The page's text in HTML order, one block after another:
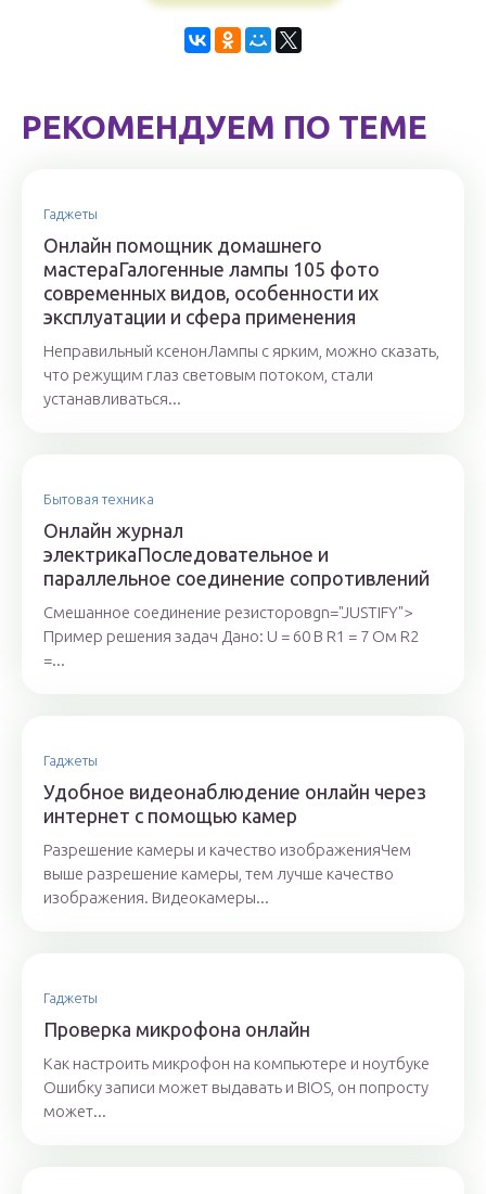
РЕКОМЕНДУЕМ ПО ТЕМЕ
Гаджеты
Онлайн помощник домашнего
мастераГалогенные лампы 105 фото
современных видов, особенности их
эксплуатации и сфера применения
Неправильный ксенонЛампы с ярким, можно сказать,
что режущим глаз световым потоком, стали
устанавливаться...
Бытовая техника
Онлайн журнал
электрикаПоследовательное и
параллельное соединение сопротивлений
Смешанное соединение резисторовgn="JUSTIFY">
Пример решения задач Дано: U = 60 В R1 = 7 Ом R2
=...
Гаджеты
Удобное видеонаблюдение онлайн через
интернет с помощью камер
Разрешение камеры и качество изображенияЧем
выше разрешение камеры, тем лучше качество
изображения. Видеокамеры...
Гаджеты
Проверка микрофона онлайн
Как настроить микрофон на компьютере и ноутбуке
Ошибку записи может выдавать и BIOS, он попросту
может...